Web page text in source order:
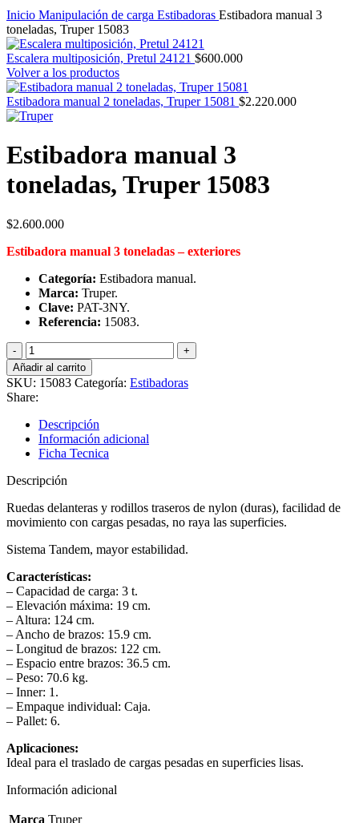
Inicio Manipulación de carga Estibadoras Estibadora manual 3
toneladas, Truper 15083
Escalera multiposición, Pretul 24121 $600.000
Volver a los productos
Estibadora manual 2 toneladas, Truper 15081 $2.220.000
Estibadora manual 3
toneladas, Truper 15083
$2.600.000
Estibadora manual 3 toneladas – exteriores
Categoría: Estibadora manual.
Marca: Truper.
Clave: PAT-3NY.
Referencia: 15083.
Estibadora
manual
3
toneladas,
Truper
15083
cantidad
Añadir al carrito
SKU: 15083 Categoría: Estibadoras
Share:
Descripción
Información adicional
Ficha Tecnica
Descripción
Ruedas delanteras y rodillos traseros de nylon (duras), facilidad de
movimiento con cargas pesadas, no raya las superficies.
Sistema Tandem, mayor estabilidad.
Características:
– Capacidad de carga: 3 t.
– Elevación máxima: 19 cm.
– Altura: 124 cm.
– Ancho de brazos: 15.9 cm.
– Longitud de brazos: 122 cm.
– Espacio entre brazos: 36.5 cm.
– Peso: 70.6 kg.
– Inner: 1.
– Empaque individual: Caja.
– Pallet: 6.
Aplicaciones:
Ideal para el traslado de cargas pesadas en superficies lisas.
Información adicional
Marca Truper